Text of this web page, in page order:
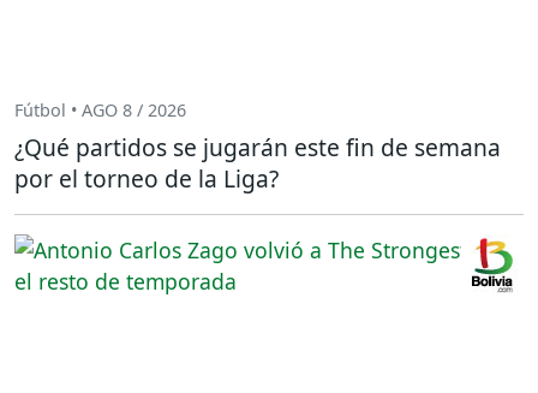
Fútbol • AGO 8 / 2026
¿Qué partidos se jugarán este fin de semana
por el torneo de la Liga?